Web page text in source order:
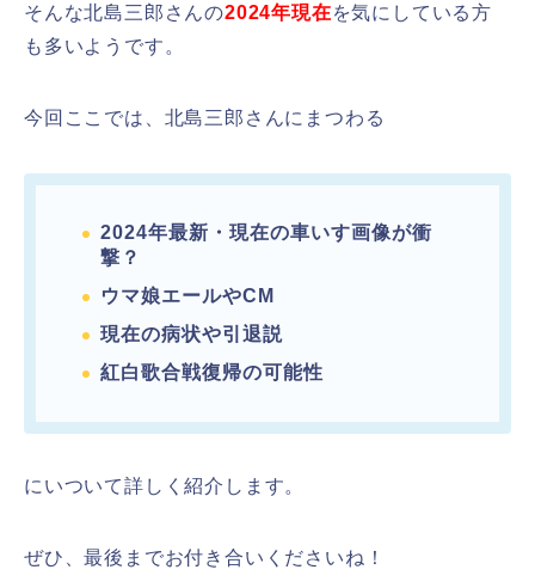
そんな北島三郎さんの2024年現在を気にしている方
も多いようです。
今回ここでは、北島三郎さんにまつわる
2024年最新・現在の車いす画像が衝
撃？
ウマ娘エールやCM
現在の病状や引退説
紅白歌合戦復帰の可能性
にいついて詳しく紹介します。
ぜひ、最後までお付き合いくださいね！